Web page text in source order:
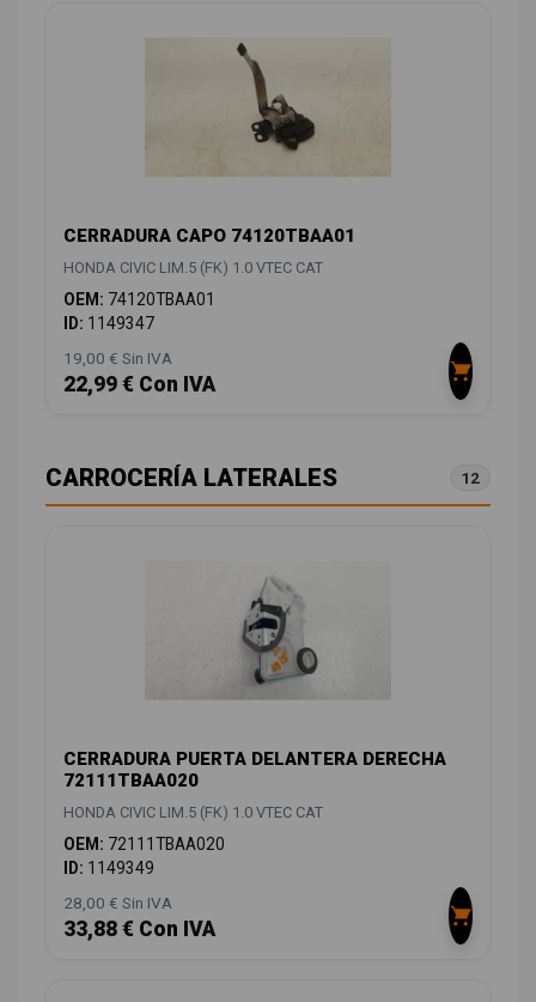
CERRADURA CAPO 74120TBAA01
HONDA CIVIC LIM.5 (FK) 1.0 VTEC CAT
OEM: 74120TBAA01
ID: 1149347
19,00 € Sin IVA
22,99 € Con IVA
CARROCERÍA LATERALES 12
CERRADURA PUERTA DELANTERA DERECHA
72111TBAA020
HONDA CIVIC LIM.5 (FK) 1.0 VTEC CAT
OEM: 72111TBAA020
ID: 1149349
28,00 € Sin IVA
33,88 € Con IVA